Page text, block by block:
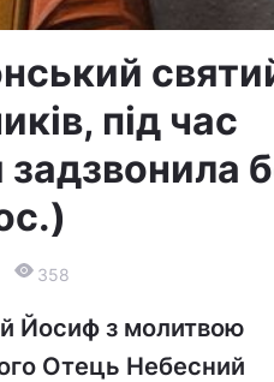
під час
задзвонила
358
Йосиф з молитвою
Отець Небесний